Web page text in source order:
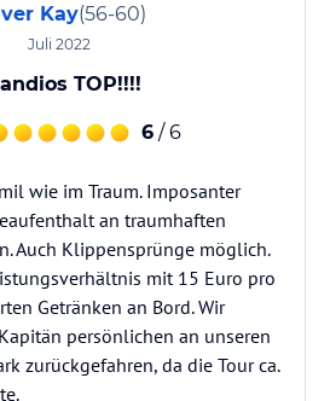
Kay(56-60)
Juli 2022
TOP!!!!
6 / 6
wie im Traum. Imposanter
an traumhaften
Auch Klippensprünge möglich.
mit 15 Euro pro
Getränken an Bord. Wir
persönlichen an unseren
zurückgefahren, da die Tour ca.